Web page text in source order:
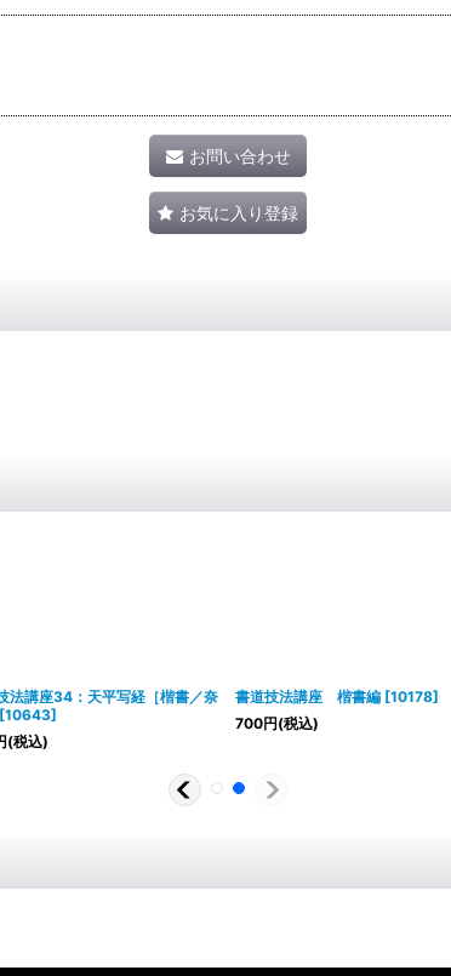
お問い合わせ
お気に入り登録
法講座34：天平写経［楷書／奈
[10643]
(税込)
書道技法講座 楷書編 [10178]
700円(税込)